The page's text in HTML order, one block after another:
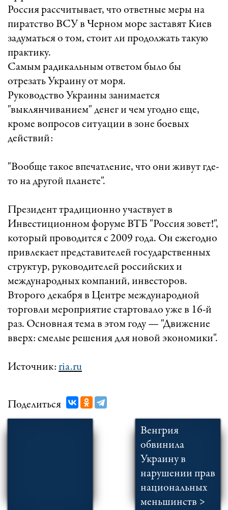
Россия рассчитывает, что ответные меры на
пиратство ВСУ в Черном море заставят Киев
задуматься о том, стоит ли продолжать такую
практику.
Самым радикальным ответом было бы
отрезать Украину от моря.
Руководство Украины занимается
"выклянчиванием" денег и чем угодно еще,
кроме вопросов ситуации в зоне боевых
действий:
"Вообще такое впечатление, что они живут где-
то на другой планете".
Президент традиционно участвует в
Инвестиционном форуме ВТБ "Россия зовет!",
который проводится с 2009 года. Он ежегодно
привлекает представителей государственных
структур, руководителей российских и
международных компаний, инвесторов.
Второго декабря в Центре международной
торговли мероприятие стартовало уже в 16-й
раз. Основная тема в этом году — "Движение
вверх: смелые решения для новой экономики".
Источник: ria.ru
Поделиться
Венгрия
обвинила
Украину в
нарушении прав
национальных
меньшинств >